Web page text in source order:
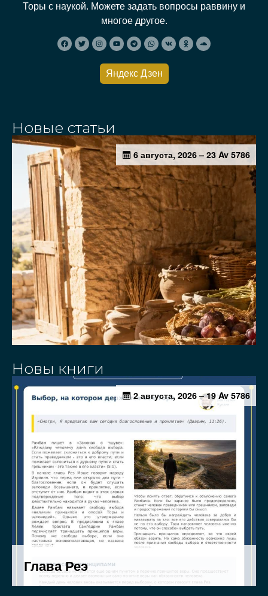
Торы с наукой. Можете задать вопросы раввину и
многое другое.
Яндекс Дзен
Новые статьи
Новы книги